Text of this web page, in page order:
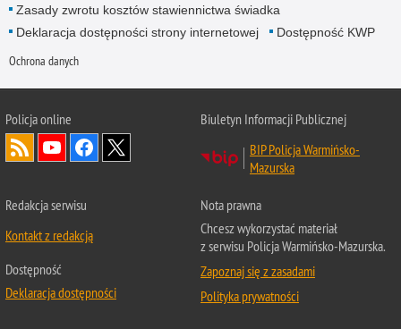
Zasady zwrotu kosztów stawiennictwa świadka
Deklaracja dostępności strony internetowej
Dostępność KWP
Ochrona danych
Policja online
Biuletyn Informacji Publicznej
BIP Policja Warmińsko-
Mazurska
Redakcja serwisu
Kontakt z redakcją
Dostępność
Deklaracja dostępności
Nota prawna
Chcesz wykorzystać materiał
z serwisu Policja Warmińsko-Mazurska.
Zapoznaj się z zasadami
Polityka prywatności